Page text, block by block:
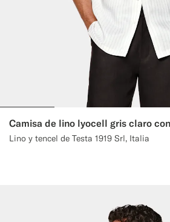
Lino y tencel de Testa 1919 Srl, Italia